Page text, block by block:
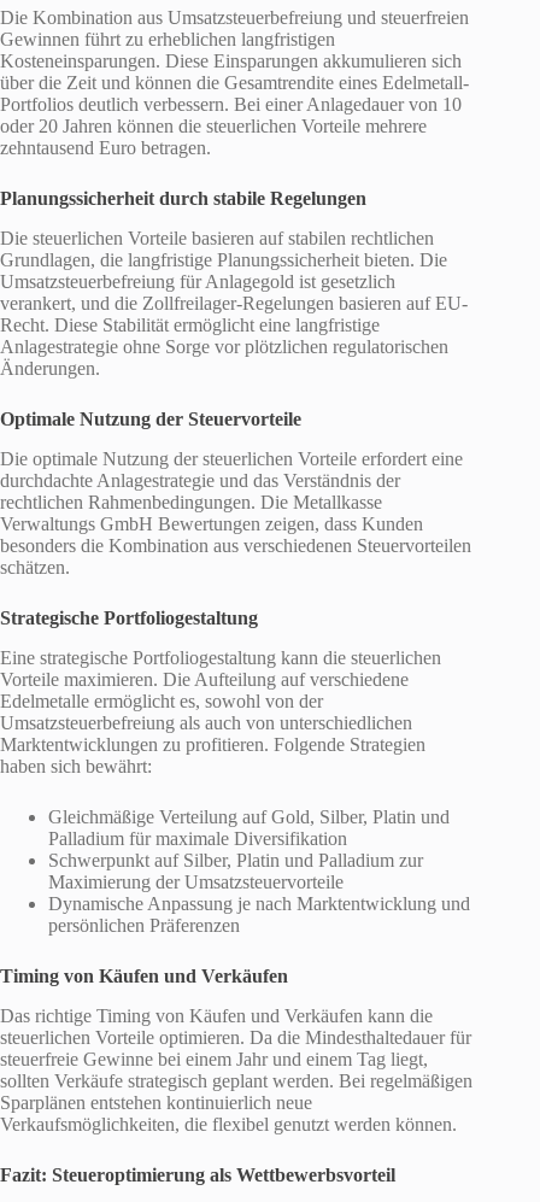
Die Kombination aus Umsatzsteuerbefreiung und steuerfreien
Gewinnen führt zu erheblichen langfristigen
Kosteneinsparungen. Diese Einsparungen akkumulieren sich
über die Zeit und können die Gesamtrendite eines Edelmetall-
Portfolios deutlich verbessern. Bei einer Anlagedauer von 10
oder 20 Jahren können die steuerlichen Vorteile mehrere
zehntausend Euro betragen.
Planungssicherheit durch stabile Regelungen
Die steuerlichen Vorteile basieren auf stabilen rechtlichen
Grundlagen, die langfristige Planungssicherheit bieten. Die
Umsatzsteuerbefreiung für Anlagegold ist gesetzlich
verankert, und die Zollfreilager-Regelungen basieren auf EU-
Recht. Diese Stabilität ermöglicht eine langfristige
Anlagestrategie ohne Sorge vor plötzlichen regulatorischen
Änderungen.
Optimale Nutzung der Steuervorteile
Die optimale Nutzung der steuerlichen Vorteile erfordert eine
durchdachte Anlagestrategie und das Verständnis der
rechtlichen Rahmenbedingungen. Die Metallkasse
Verwaltungs GmbH Bewertungen zeigen, dass Kunden
besonders die Kombination aus verschiedenen Steuervorteilen
schätzen.
Strategische Portfoliogestaltung
Eine strategische Portfoliogestaltung kann die steuerlichen
Vorteile maximieren. Die Aufteilung auf verschiedene
Edelmetalle ermöglicht es, sowohl von der
Umsatzsteuerbefreiung als auch von unterschiedlichen
Marktentwicklungen zu profitieren. Folgende Strategien
haben sich bewährt:
Gleichmäßige Verteilung auf Gold, Silber, Platin und
Palladium für maximale Diversifikation
Schwerpunkt auf Silber, Platin und Palladium zur
Maximierung der Umsatzsteuervorteile
Dynamische Anpassung je nach Marktentwicklung und
persönlichen Präferenzen
Timing von Käufen und Verkäufen
Das richtige Timing von Käufen und Verkäufen kann die
steuerlichen Vorteile optimieren. Da die Mindesthaltedauer für
steuerfreie Gewinne bei einem Jahr und einem Tag liegt,
sollten Verkäufe strategisch geplant werden. Bei regelmäßigen
Sparplänen entstehen kontinuierlich neue
Verkaufsmöglichkeiten, die flexibel genutzt werden können.
Fazit: Steueroptimierung als Wettbewerbsvorteil